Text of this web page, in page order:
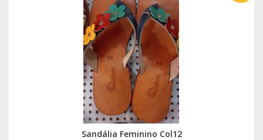
Sandália Feminino Col12